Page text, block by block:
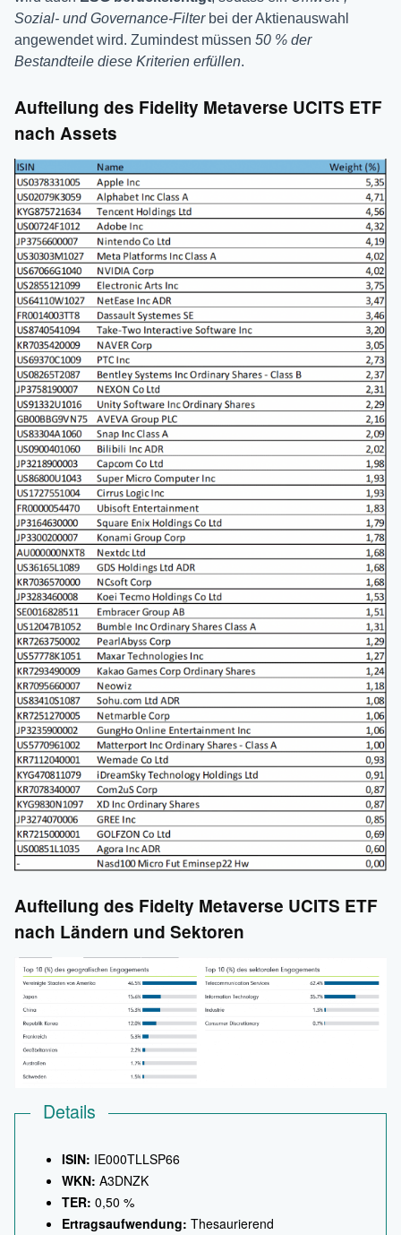
Sozial- und Governance-Filterbei der Aktienauswahl
angewendet wird. Zumindest müssen 50 % der
Bestandteile diese Kriterien erfüllen.
Aufteilung des Fidelity Metaverse UCITS ETF
nach Assets
Aufteilung des Fidelty Metaverse UCITS ETF
nach Ländern und Sektoren
Details
ISIN: IE000TLLSP66
WKN: A3DNZK
TER: 0,50 %
Ertragsaufwendung: Thesaurierend